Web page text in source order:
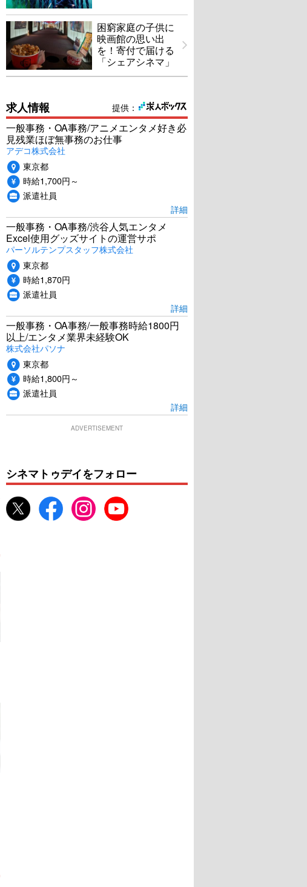
困窮家庭の子供に
映画館の思い出
を！寄付で届ける
「シェアシネマ」
提供：
求人情報
一般事務・OA事務/アニメエンタメ好き必
見残業ほぼ無事務のお仕事
アデコ株式会社
東京都
時給1,700円～
派遣社員
詳細
一般事務・OA事務/渋谷人気エンタメ
Excel使用グッズサイトの運営サポ
パーソルテンプスタッフ株式会社
東京都
時給1,870円
派遣社員
詳細
一般事務・OA事務/一般事務時給1800円
以上/エンタメ業界未経験OK
株式会社パソナ
東京都
時給1,800円～
派遣社員
詳細
ADVERTISEMENT
シネマトゥデイをフォロー